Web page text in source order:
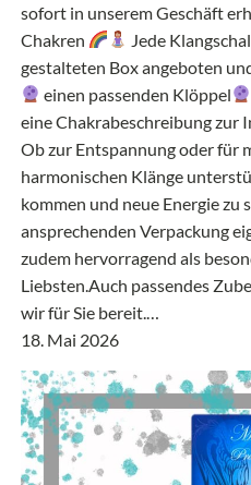
sofort in unserem Geschäft
Chakren
Jede
gestalteten Box angeboten
einen passenden Klöppel
eine Chakrabeschreibung zur
Ob zur Entspannung oder für
harmonischen Klänge
kommen und neue Energie zu
ansprechenden Verpackung
zudem hervorragend als
Liebsten.Auch passendes
wir für Sie bereit.…
18. Mai 2026